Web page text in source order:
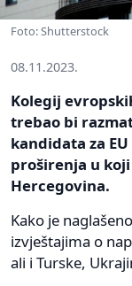
Foto: Shutterstock
08.11.2023.
Kolegij
trebao bi
kandidata za
proširenja u
Hercegovina.
Kako je
izvještajima o
ali i Turske,